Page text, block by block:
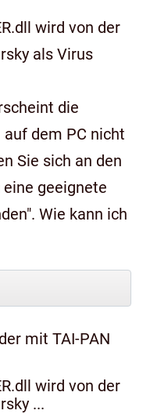
wird von der
als Virus
die
dem PC nicht
Sie sich an den
geeignete
Wie kann ich
mit TAI-PAN
wird von der
...